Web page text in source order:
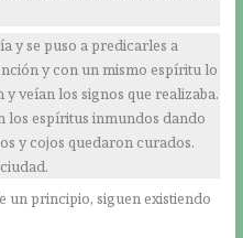
y se puso a predicarles a
y con un mismo espíritu lo
veían los signos que realizaba.
los espíritus inmundos dando
y cojos quedaron curados.
un principio, siguen existiendo